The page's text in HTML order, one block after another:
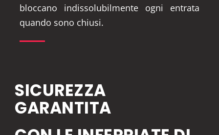
bloccano indissolubilmente ogni entrata
quando sono chiusi.
SICUREZZA
GARANTITA